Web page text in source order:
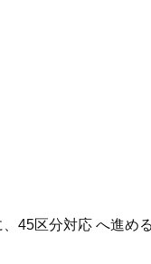
45区分対応 へ進め